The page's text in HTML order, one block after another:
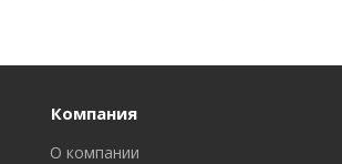
Компания
О компании